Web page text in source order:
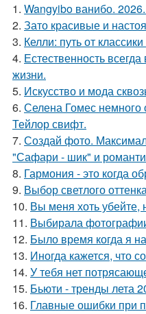
1. Wangyibo ванибо.
2. Зато красивые и
3. Келли: путь от
4. Естественность
жизни.
5. Искусство и мода
6. Селена Гомес немного
Тейлор свифт.
7. Создай фото.
"Сафари - шик" и
8. Гармония - это когда
9. Выбор светлого
10. Вы меня хоть
11. Выбирала
12. Было время когда я
13. Иногда кажется, что
14. У тебя нет
15. Бьюти - тренды лета
16. Главные ошибки при